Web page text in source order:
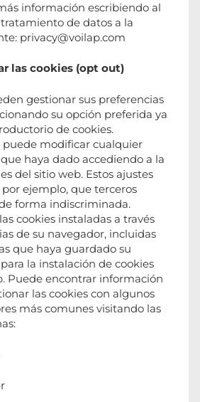
información escribiendo al
de datos a la
privacy@voilap.com
las cookies (opt out)
gestionar sus preferencias
su opción preferida ya
de cookies.
puede modificar cualquier
haya dado accediendo a la
del sitio web. Estos ajustes
ejemplo, que terceros
forma indiscriminada.
cookies instaladas a través
de su navegador, incluidas
que haya guardado su
la instalación de cookies
Puede encontrar información
las cookies con algunos
más comunes visitando las